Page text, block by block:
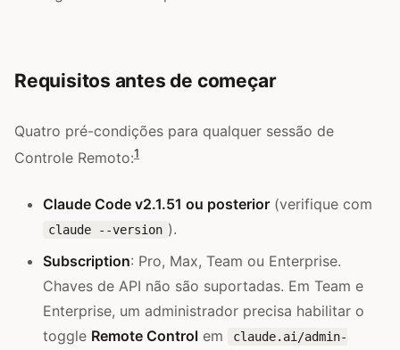
Requisitos antes de começar
Quatro pré-condições para qualquer sessão de
Controle Remoto:1
Claude Code v2.1.51 ou posterior (verifique com
claude --version ).
Subscription: Pro, Max, Team ou Enterprise.
Chaves de API não são suportadas. Em Team e
Enterprise, um administrador precisa habilitar o
toggle Remote Control em
claude.ai/admin-